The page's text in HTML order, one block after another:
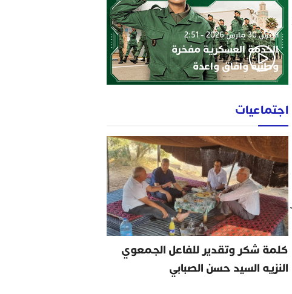
الإثنين 30 مارس 2026 - 2:51
الخدمة العسكرية مفخرة
وطنية وافاق واعدة
اجتماعيات
كلمة شكر وتقدير للفاعل الجمعوي
النزيه السيد حسن الصبابي